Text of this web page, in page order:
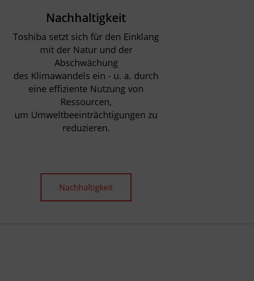
Nachhaltigkeit
Toshiba setzt sich für den Einklang
mit der Natur und der
Abschwächung
des Klimawandels ein - u. a. durch
eine effiziente Nutzung von
Ressourcen,
um Umweltbeeinträchtigungen zu
reduzieren.
Nachhaltigkeit